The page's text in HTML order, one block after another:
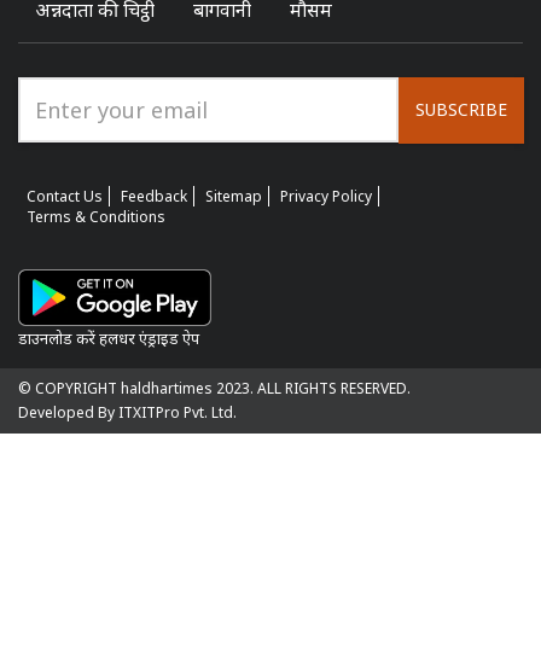
अन्नदाता की चिट्ठी बागवानी मौसम
SUBSCRIBE
Contact Us Feedback Sitemap
Privacy Policy
Terms & Conditions
डाउनलोड करें हलधर एंड्राइड ऐप
© COPYRIGHT haldhartimes 2023. ALL RIGHTS RESERVED.
Developed By ITXITPro Pvt. Ltd.